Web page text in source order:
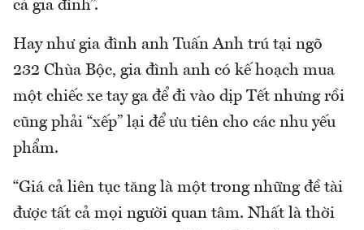
cả gia đình”.
Hay như gia đình anh Tuấn Anh trú tại ngõ
232 Chùa Bộc, gia đình anh có kế hoạch mua
một chiếc xe tay ga để đi vào dịp Tết nhưng rồi
cũng phải “xếp” lại để ưu tiên cho các nhu yếu
phẩm.
“Giá cả liên tục tăng là một trong những đề tài
được tất cả mọi người quan tâm. Nhất là thời